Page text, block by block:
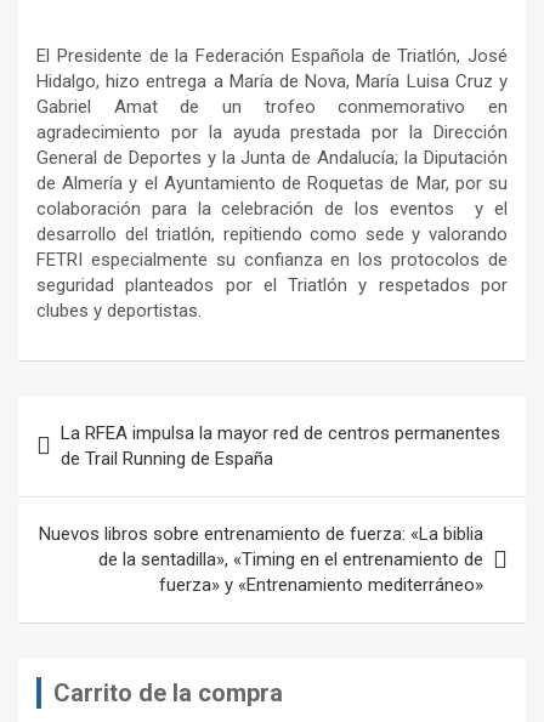
El Presidente de la Federación Española de Triatlón, José
Hidalgo, hizo entrega a María de Nova, María Luisa Cruz y
Gabriel Amat de un trofeo conmemorativo en
agradecimiento por la ayuda prestada por la Dirección
General de Deportes y la Junta de Andalucía; la Diputación
de Almería y el Ayuntamiento de Roquetas de Mar, por su
colaboración para la celebración de los eventos y el
desarrollo del triatlón, repitiendo como sede y valorando
FETRI especialmente su confianza en los protocolos de
seguridad planteados por el Triatlón y respetados por
clubes y deportistas.
de
entradas
La RFEA impulsa la mayor red de centros permanentes
de Trail Running de España
Nuevos libros sobre entrenamiento de fuerza: «La biblia
de la sentadilla», «Timing en el entrenamiento de
fuerza» y «Entrenamiento mediterráneo»
Carrito de la compra